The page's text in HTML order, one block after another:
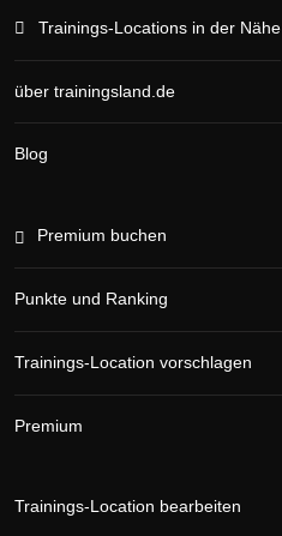
Trainings-Locations in der Nähe
über trainingsland.de
Blog
Premium buchen
Punkte und Ranking
Trainings-Location vorschlagen
Premium
Trainings-Location bearbeiten